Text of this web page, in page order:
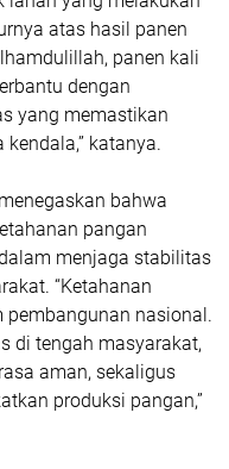
atas hasil panen
panen kali
dengan
yang memastikan
katanya.
bahwa
pangan
menjaga stabilitas
“Ketahanan
nasional.
di tengah masyarakat,
aman, sekaligus
produksi pangan,”